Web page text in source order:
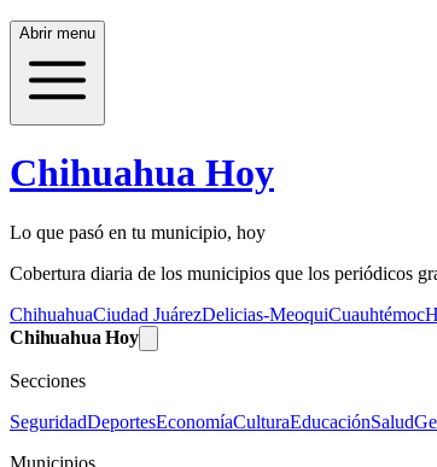
Abrir menu
Chihuahua Hoy
Lo que pasó en tu municipio, hoy
Cobertura diaria de los municipios que los periódicos
ChihuahuaCiudad JuárezDelicias-MeoquiCuauhtémoc
Chihuahua Hoy
Secciones
SeguridadDeportesEconomíaCulturaEducaciónSalud
Municipios